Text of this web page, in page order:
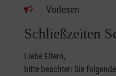
Vorlesen
Schließzeiten
Liebe Eltern,
bitte beachten Sie